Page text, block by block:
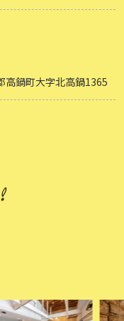
高鍋町大字北高鍋1365